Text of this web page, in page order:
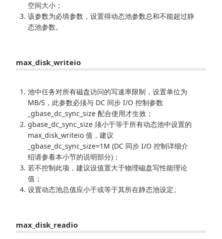
空间大小；
该参数为必填参数，设置得动态池参数总和不能超过静
态池参数。
max_disk_writeio
池中任务对所有磁盘访问的写速率限制，设置单位为
MB/S，此参数必须与 DC 同步 I/O 控制参数
_gbase_dc_sync_size 配合使用才生效；
gbase_dc_sync_size 须小于等于所有动态池中设置的
max_disk_writeio 值，建议
_gbase_dc_sync_size=1M (DC 同步 I/O 控制详细介
绍请参看本小节的说明部分)；
若不控制此项，建议设值置大于物理磁盘写性能理论
值；
设置动态池总值应小于或等于其所在静态池设定。
max_disk_readio